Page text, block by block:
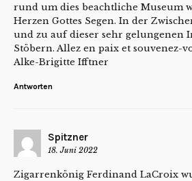
rund um dies beachtliche Museum
Herzen Gottes Segen. In der
und zu auf dieser sehr gelungenen
Stöbern. Allez en paix et souvenez-
Alke-Brigitte Ifftner
Antworten
Spitzner
18. Juni 2022
Zigarrenkönig Ferdinand LaCroix